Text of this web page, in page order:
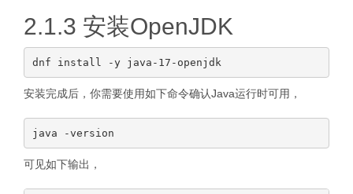
2.1.3 安装OpenJDK
安装完成后，你需要使用如下命令确认Java运行时可用，
可见如下输出，